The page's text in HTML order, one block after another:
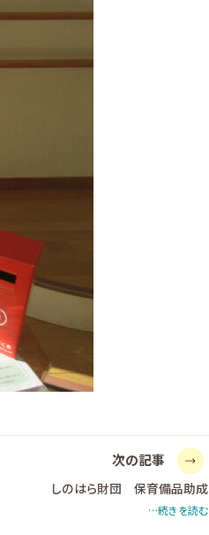
次の記事
しのはら財団 保育備品助成
…続きを読む